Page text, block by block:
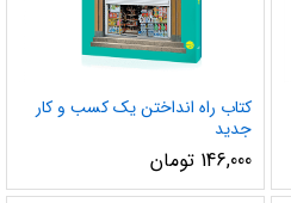
کتاب راه انداختن یک کسب و کار
جدید
146,000 تومان